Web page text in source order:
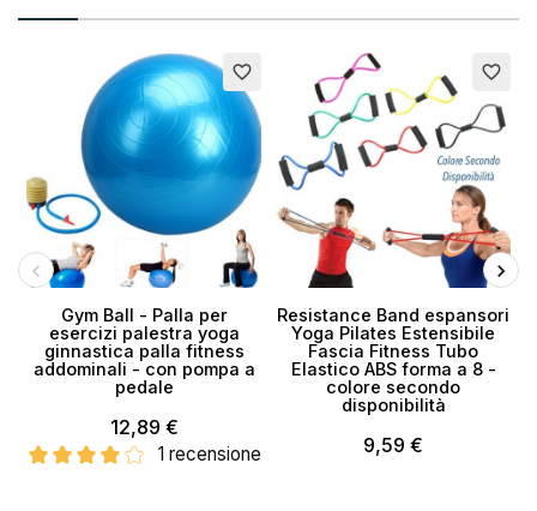
favorite_border
Gym Ball - Palla per
esercizi palestra yoga
ginnastica palla fitness
addominali - con pompa a
pedale
12,89 €
1 recensione
favorite_border
Resistance Band espansori
Yoga Pilates Estensibile
Fascia Fitness Tubo
Elastico ABS forma a 8 -
colore secondo
disponibilità
9,59 €
Annulla Crea lista dei desideri